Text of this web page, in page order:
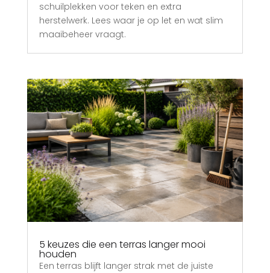
schuilplekken voor teken en extra
herstelwerk. Lees waar je op let en wat slim
maaibeheer vraagt.
5 keuzes die een terras langer mooi
houden
Een terras blijft langer strak met de juiste